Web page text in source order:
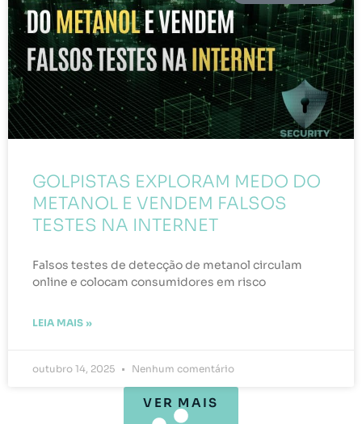
GOLPISTAS EXPLORAM MEDO DO
METANOL E VENDEM FALSOS
TESTES NA INTERNET
Falsos testes de detecção de metanol circulam
online e colocam consumidores em risco
LEIA MAIS »
outubro 14, 2025 Nenhum comentário
VER MAIS